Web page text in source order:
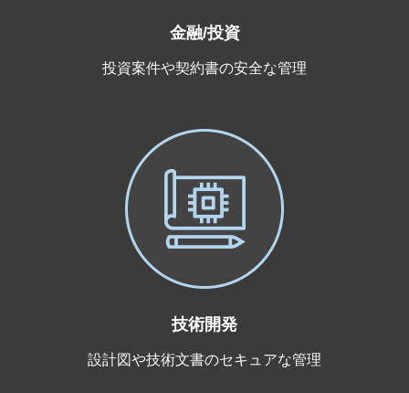
金融/投資
投資案件や契約書の安全な管理
技術開発
設計図や技術文書のセキュアな管理